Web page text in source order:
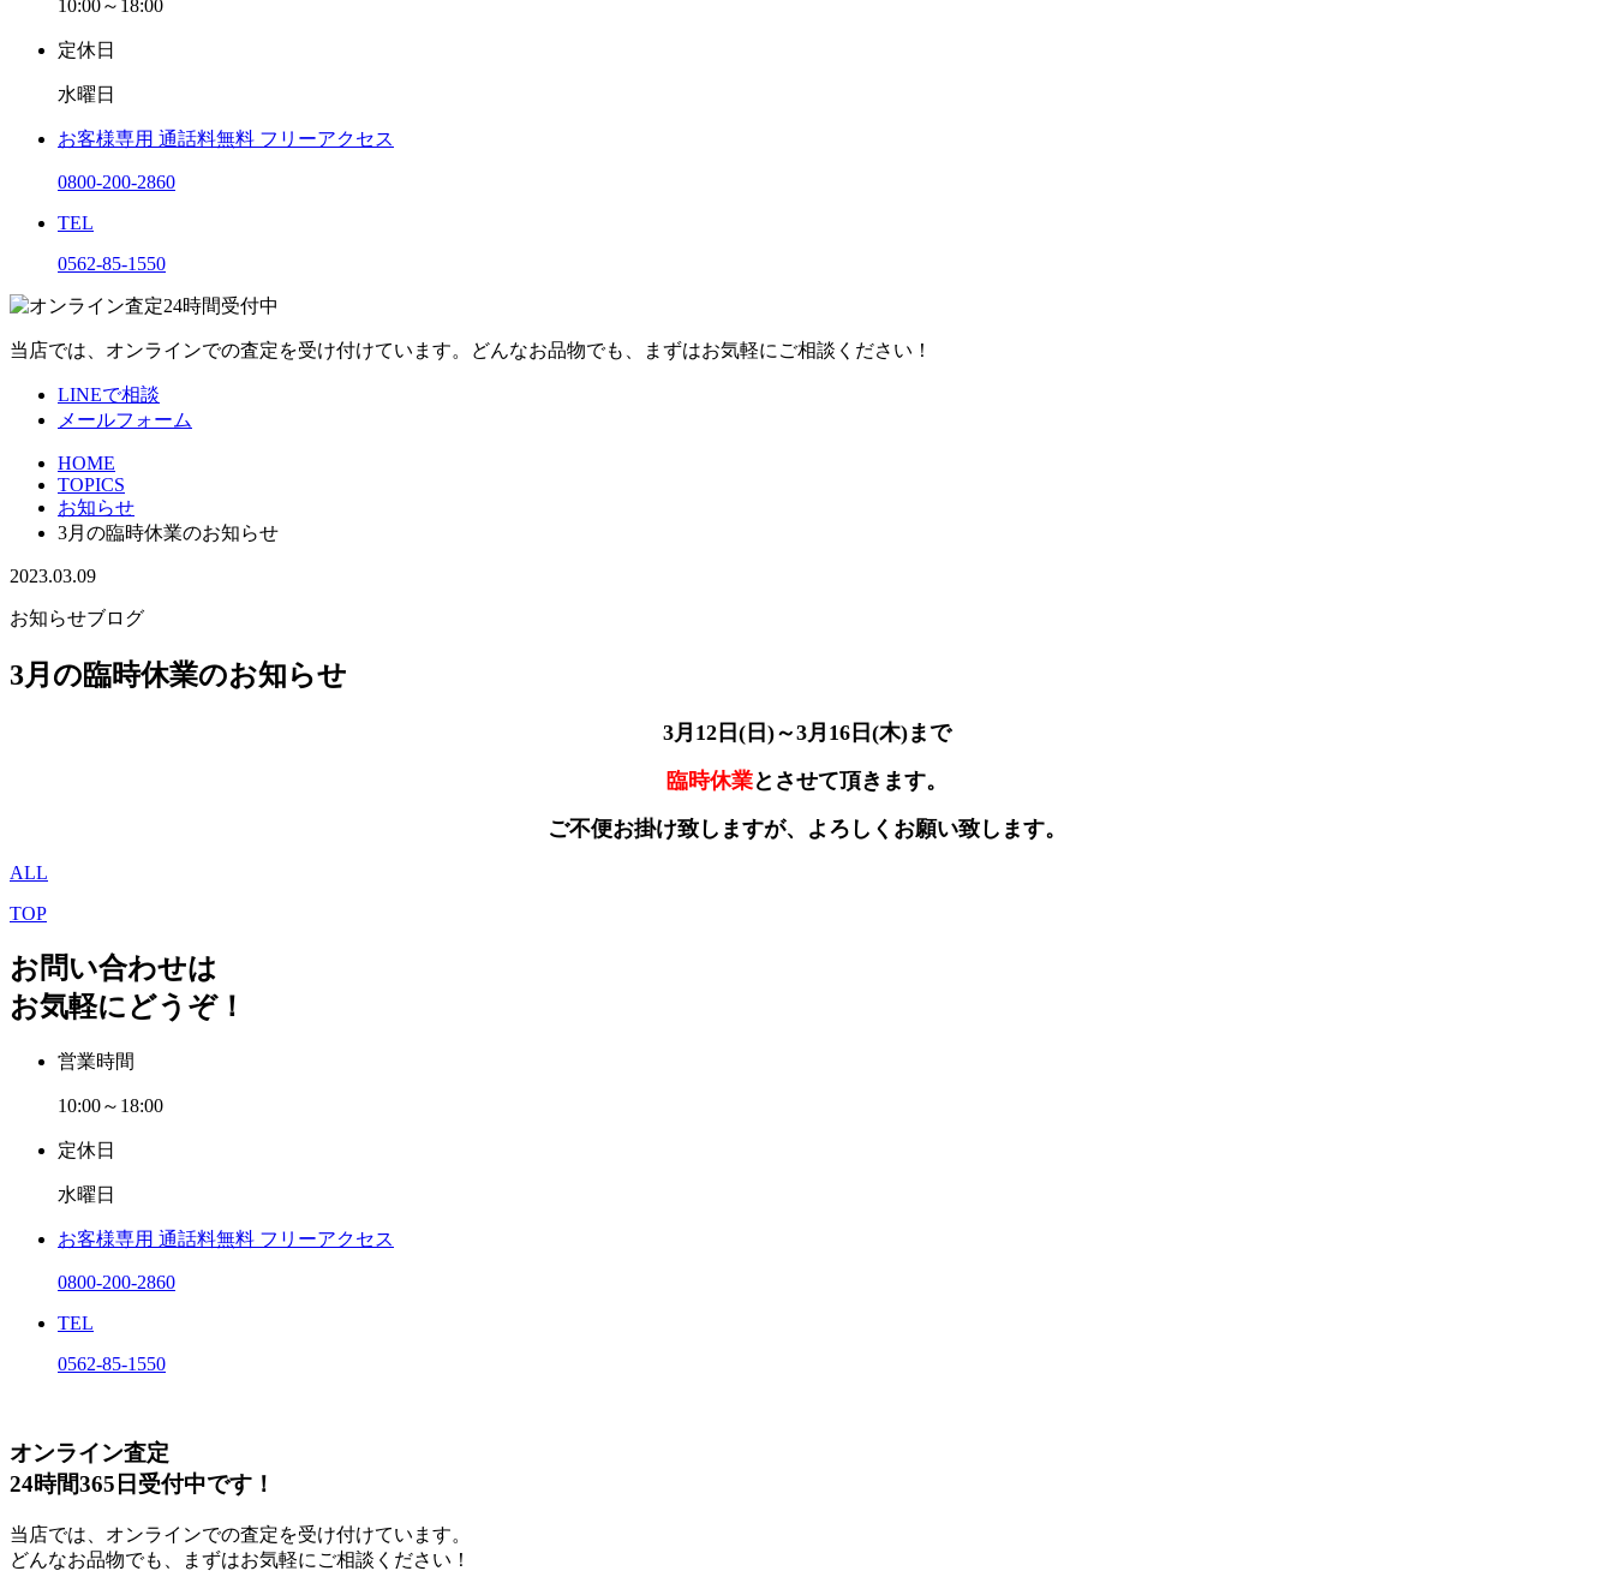
10:00～18:00
定休日
水曜日
お客様専用 通話料無料 フリーアクセス
0800-200-2860
TEL
0562-85-1550
当店では、オンラインでの査定を受け付けています。どんなお品物でも、まずはお気軽にご相談ください！
LINEで相談
メールフォーム
HOME
TOPICS
お知らせ
3月の臨時休業のお知らせ
2023.03.09
お知らせブログ
3月の臨時休業のお知らせ
3月12 日(日)～3月16日(木)まで
臨時休業とさせて頂きます。
ご不便お掛け致しますが、よろしくお願い致します。
ALL
TOP
お問い合わせは
お気軽にどうぞ！
営業時間
10:00～18:00
定休日
水曜日
お客様専用 通話料無料 フリーアクセス
0800-200-2860
TEL
0562-85-1550
オンライン査定
24時間365日受付中です！
当店では、オンラインでの査定を受け付けています。
どんなお品物でも、まずはお気軽にご相談ください！